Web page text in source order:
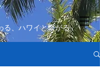
る、ハワイと繋がる」